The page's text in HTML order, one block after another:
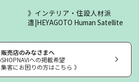
インテリア・住設人材派
遣|HEYAGOTO Human Satellite
販売店のみなさまへ
SHOPNAVIへの掲載希望
集客にお困りの方はこちら 》